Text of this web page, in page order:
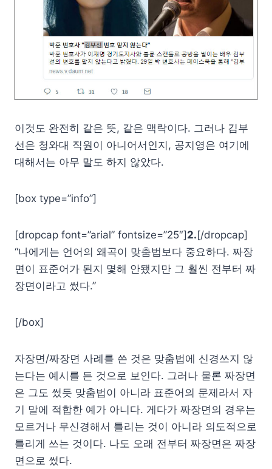
이것도 완전히 같은 뜻, 같은 맥락이다. 그러나 김부
선은 청와대 직원이 아니어서인지, 공지영은 여기에
대해서는 아무 말도 하지 않았다.
[box type=”info”]
[dropcap font=”arial” fontsize=”25″] 2. [/dropcap]
“나에게는 언어의 왜곡이 맞춤법보다 중요하다. 짜장
면이 표준어가 된지 몇해 안됐지만 그 훨씬 전부터 짜
장면이라고 썼다.”
[/box]
자장면/짜장면 사례를 쓴 것은 맞춤법에 신경쓰지 않
는다는 예시를 든 것으로 보인다. 그러나 물론 짜장면
은 그도 썼듯 맞춤법이 아니라 표준어의 문제라서 자
기 말에 적합한 예가 아니다. 게다가 짜장면의 경우는
모르거나 무신경해서 틀리는 것이 아니라 의도적으로
틀리게 쓰는 것이다. 나도 오래 전부터 짜장면은 짜장
면으로 썼다.